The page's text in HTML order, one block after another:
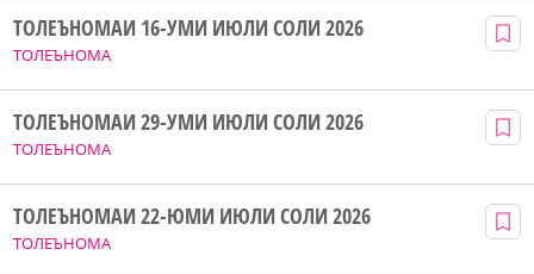
ТОЛЕЪНОМА
ТОЛЕЪНОМАИ 16-УМИ ИЮЛИ СОЛИ 2026
ТОЛЕЪНОМА
ТОЛЕЪНОМАИ 29-УМИ ИЮЛИ СОЛИ 2026
ТОЛЕЪНОМА
ТОЛЕЪНОМАИ 22-ЮМИ ИЮЛИ СОЛИ 2026